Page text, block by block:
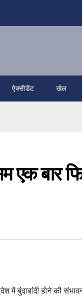
ऐक्सीडेंट खेल
एक बार
होने की